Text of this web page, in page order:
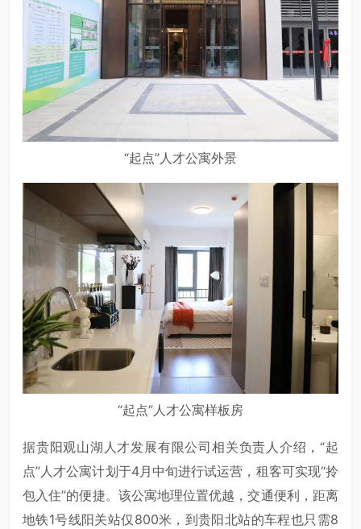
“起点”人才公寓外景
“起点”人才公寓样板房
据贵阳观山湖人才发展有限公司相关负责人介绍，“起
点”人才公寓计划于4月中旬进行试运营，租客可实现“拎
包入住”的便捷。该公寓地理位置优越，交通便利，距离
地铁1号线阳关站仅800米，到贵阳北站的车程也只需8